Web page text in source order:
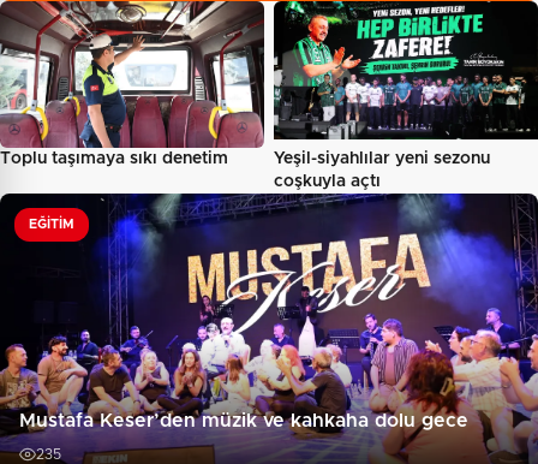
Toplu taşımaya sıkı denetim
Yeşil-siyahlılar yeni sezonu
coşkuyla açtı
EĞITIM
Mustafa Keser’den müzik ve kahkaha dolu gece
235